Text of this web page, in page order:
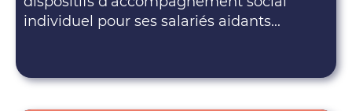
individuel pour ses salariés aidants...